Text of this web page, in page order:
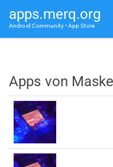
apps.merq.org
Android Community • App Store
Apps von